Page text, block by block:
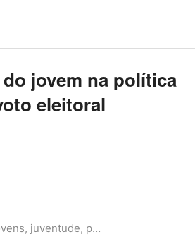
jovem na política
eleitoral
, juventude, política